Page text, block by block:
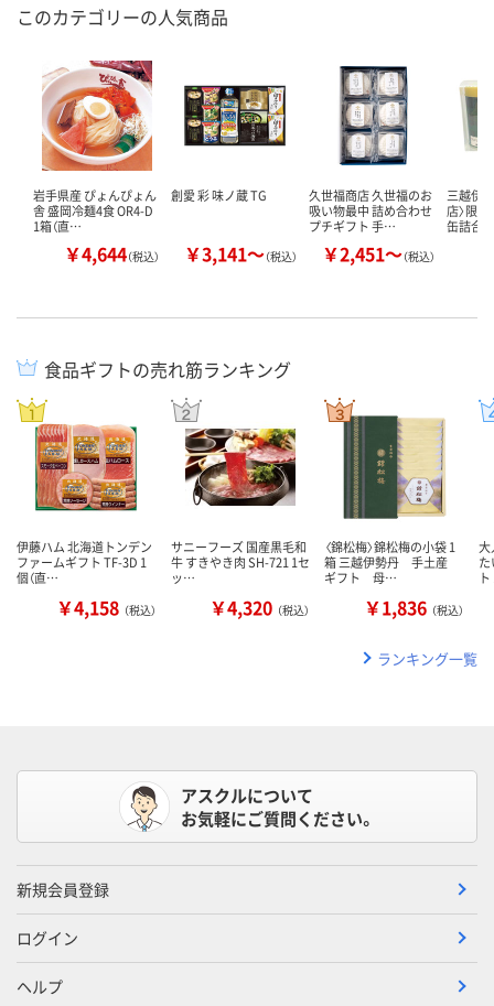
このカテゴリーの人気商品
岩手県産 ぴょんぴょん
舎 盛岡冷麺4食 OR4-D
1箱（直…
￥4,644（税込）
創愛 彩 味ノ蔵 TG
￥3,141～（税込）
久世福商店 久世福のお
吸い物最中 詰め合わせ
プチギフト 手…
￥2,451～（税込）
三越伊
店〉限
缶詰合
食品ギフトの売れ筋ランキング
伊藤ハム 北海道トンデン
ファームギフト TF-3D 1
個（直…
￥4,158 （税込）
サニーフーズ 国産黒毛和
牛 すきやき肉 SH-721 1セ
ッ…
￥4,320 （税込）
〈錦松梅〉錦松梅の小袋 1
箱 三越伊勢丹 手土産
ギフト 母…
￥1,836 （税込）
大
ランキング一覧
アスクルについて
お気軽にご質問ください。
新規会員登録
ログイン
ヘルプ